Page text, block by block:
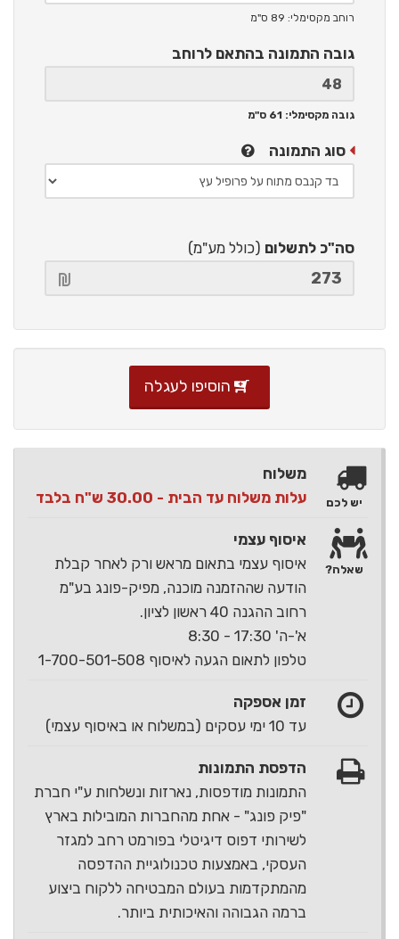
רוחב מקסימלי: 89 ס"מ
גובה התמונה בהתאם לרוחב
גובה מקסימלי: 61 ס"מ
סוג התמונה
סה"כ לתשלום (כולל מע"מ)
הוסיפו לעגלה
משלוח
עלות משלוח עד הבית - 30.00 ש"ח בלבד
איסוף עצמי
איסוף עצמי בתאום מראש ורק לאחר קבלת
הודעה שההזמנה מוכנה, מפיק-פונג בע"מ
רחוב ההגנה 40 ראשון לציון.
א'-ה' 17:30 - 8:30
טלפון לתאום הגעה לאיסוף 1-700-501-508
זמן אספקה
עד 10 ימי עסקים (במשלוח או באיסוף עצמי)
הדפסת התמונות
התמונות מודפסות, נארזות ונשלחות ע"י חברת
"פיק פונג" - אחת מהחברות המובילות בארץ
לשירותי דפוס דיגיטלי בפורמט רחב למגזר
העסקי, באמצעות טכנולוגיית ההדפסה
מהמתקדמות בעולם המבטיחה ללקוח ביצוע
ברמה הגבוהה והאיכותית ביותר.
יש לכם
שאלה?